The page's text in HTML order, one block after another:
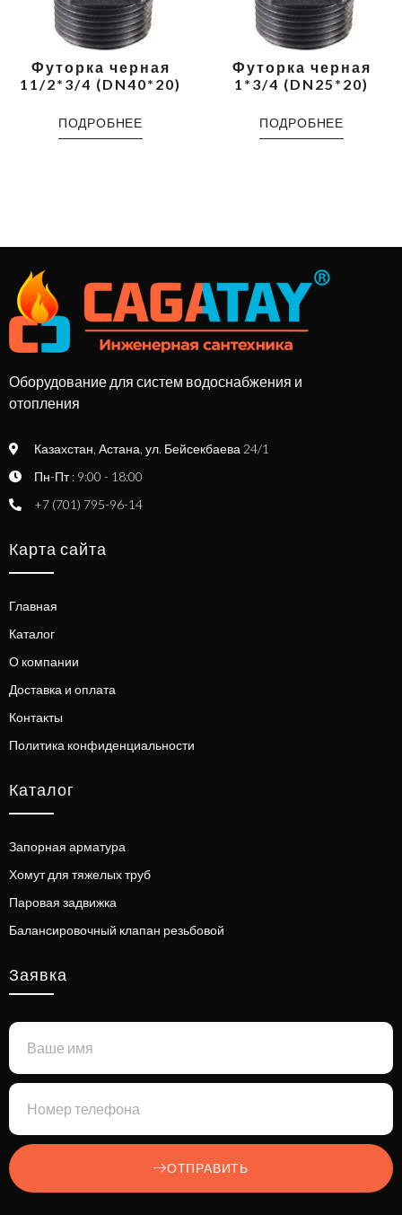
Футорка черная
11/2*3/4 (DN40*20)
ПОДРОБНЕЕ
Футорка черная
1*3/4 (DN25*20)
ПОДРОБНЕЕ
Оборудование для систем водоснабжения и
отопления
Казахстан, Астана, ул. Бейсекбаева 24/1
Пн-Пт : 9:00 - 18:00
+7 (701) 795-96-14
Карта сайта
Главная
Каталог
О компании
Доставка и оплата
Контакты
Политика конфиденциальности
Каталог
Запорная арматура
Хомут для тяжелых труб
Паровая задвижка
Балансировочный клапан резьбовой
Заявка
ОТПРАВИТЬ